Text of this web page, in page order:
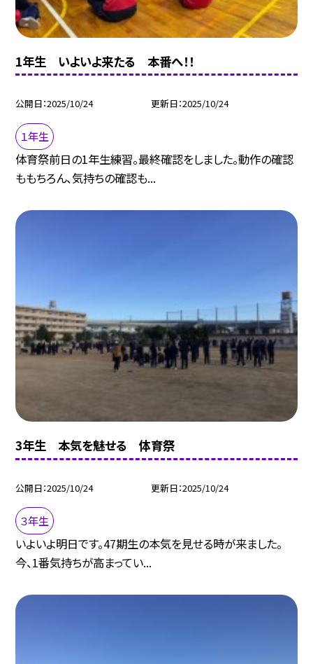
1年生 いよいよ来たる 本番へ！！
公開日 2025/10/24 更新日 2025/10/24
１年生
体育祭前日の1年生練習。最終確認をしました。動作の確認
ももちろん、気持ちの確認も...
3年生 本気を魅せる 体育祭
公開日 2025/10/24 更新日 2025/10/24
３年生
いよいよ明日です。47期生の本気を見せる時が来ました。
今、1番気持ちが高まってい...